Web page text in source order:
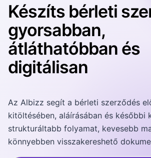
Készíts bérleti
gyorsabban,
átláthatóbban és
digitálisan
Az Albizz segít a bérleti szerződés
kitöltésében, aláírásában és későbbi
strukturáltabb folyamat, kevesebb
könnyebben visszakereshető